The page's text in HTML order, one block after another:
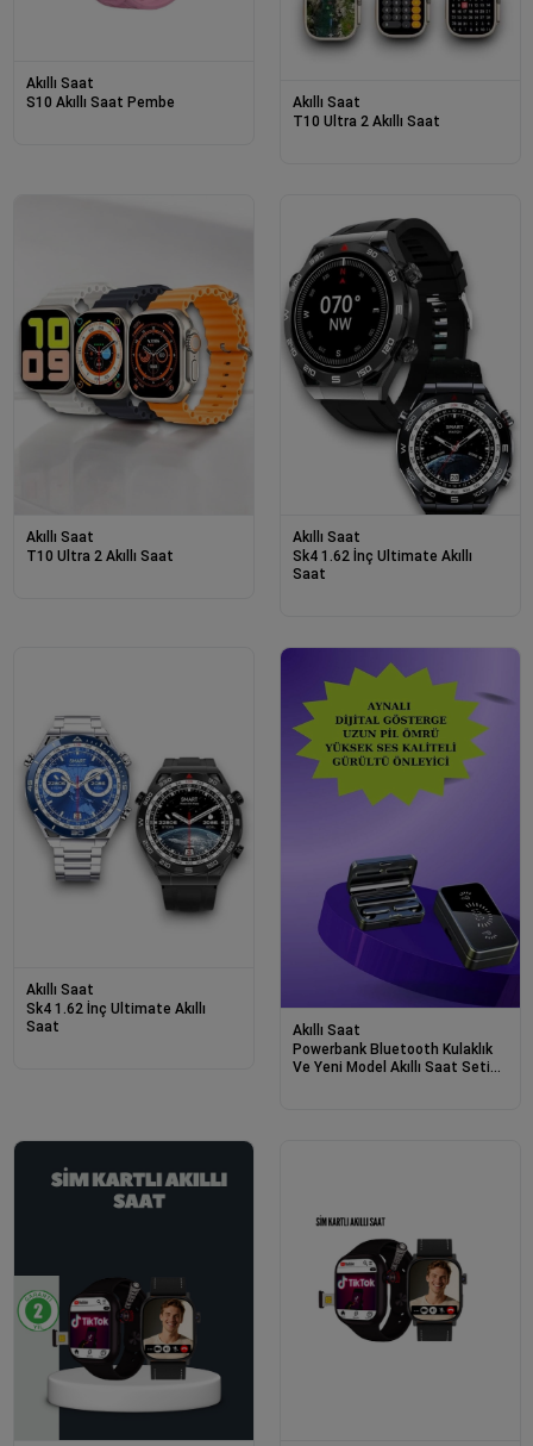
Akıllı Saat
S10 Akıllı Saat Pembe
Akıllı Saat
T10 Ultra 2 Akıllı Saat
Akıllı Saat
T10 Ultra 2 Akıllı Saat
Akıllı Saat
Sk4 1.62 İnç Ultimate Akıllı
Saat
Akıllı Saat
Sk4 1.62 İnç Ultimate Akıllı
Saat
Akıllı Saat
Powerbank Bluetooth Kulaklık
Ve Yeni Model Akıllı Saat Seti